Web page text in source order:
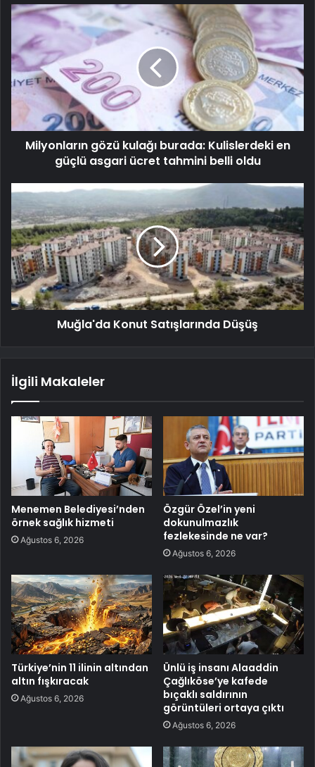
Milyonların gözü kulağı burada: Kulislerdeki en
güçlü asgari ücret tahmini belli oldu
Muğla'da Konut Satışlarında Düşüş
İlgili Makaleler
Menemen Belediyesi’nden
örnek sağlık hizmeti
Ağustos 6, 2026
Özgür Özel’in yeni
dokunulmazlık
fezlekesinde ne var?
Ağustos 6, 2026
Türkiye’nin 11 ilinin altından
altın fışkıracak
Ağustos 6, 2026
Ünlü iş insanı Alaaddin
Çağlıköse’ye kafede
bıçaklı saldırının
görüntüleri ortaya çıktı
Ağustos 6, 2026